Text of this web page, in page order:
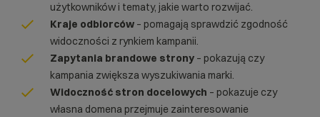
użytkowników i tematy, jakie warto rozwijać.
Kraje odbiorców – pomagają sprawdzić zgodność
widoczności z rynkiem kampanii.
Zapytania brandowe strony – pokazują czy
kampania zwiększa wyszukiwania marki.
Widoczność stron docelowych – pokazuje czy
własna domena przejmuje zainteresowanie